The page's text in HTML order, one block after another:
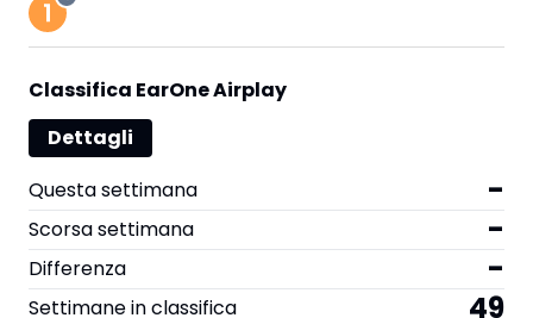
Classifica EarOne Airplay
Dettagli
Questa settimana
-
Scorsa settimana -
Differenza -
Settimane in classifica 49